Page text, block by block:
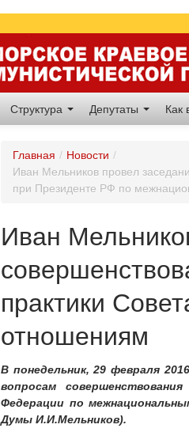
Структура Депутаты Как
Главная / Новости /
Иван Мельников провел
при Президенте РФ по
Иван
практики
отношениям
В понедельник, 29 февраля
вопросам
Федерации по
Думы И.И.Мельников).